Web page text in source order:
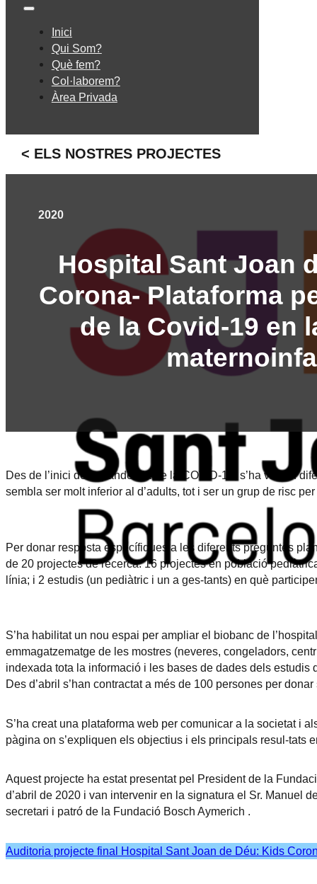
Inici
Qui Som?
Què fem?
Col·laborem?
Àrea Privada
< ELS NOSTRES PROJECTES
2020
Hospital Sant Joan
Corona- Plataforma
de la Covid-19 en
Des de l’inici de la pandèmia de la COVID-19, s’ha vist en
sembla ser molt inferior al d’adults, tot i ser un grup de risc
Per donar resposta específiques a les diferents preguntes
de 20 projectes de recerca: 16 projectes en població
línia; i 2 estudis (un pediàtric i un a ges-tants) en què
S’ha habilitat un nou espai per ampliar el biobanc de
emmagatzematge de les mostres (neveres, congeladors,
indexada tota la informació i les bases de dades dels estudis
Des d’abril s’han contractat a més de 100 persones per
S’ha creat una plataforma web per comunicar a la societat i
pàgina on s’expliquen els objectius i els principals resul-tats
Aquest projecte ha estat presentat pel President de la
d’abril de 2020 i van intervenir en la signatura el Sr. Manuel
secretari i patró de la Fundació Bosch Aymerich .
Auditoria projecte final Hospital Sant Joan de Déu: Kids